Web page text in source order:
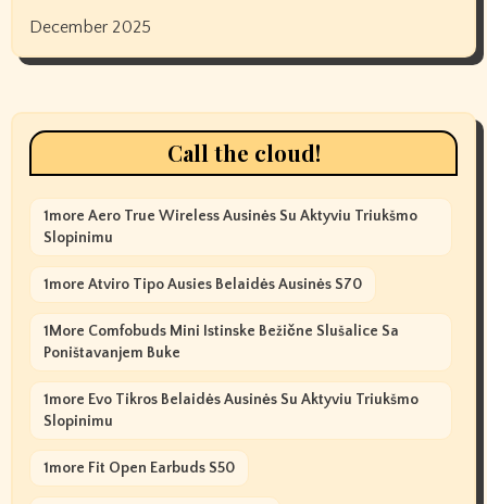
December 2025
Call the cloud!
1more Aero True Wireless Ausinės Su Aktyviu Triukšmo
Slopinimu
1more Atviro Tipo Ausies Belaidės Ausinės S70
1More Comfobuds Mini Istinske Bežične Slušalice Sa
Poništavanjem Buke
1more Evo Tikros Belaidės Ausinės Su Aktyviu Triukšmo
Slopinimu
1more Fit Open Earbuds S50